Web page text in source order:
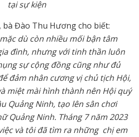
tạisự kiện
bà Đào Thu Hương cho biết:
dù còn nhiều mối bận tâm
đình, nhưng với tinh thần luôn
sự cộng đồng cũng như đủ
đảm nhân cương vị chủ tịch Hội,
miệt mài hình thành nên Hội quý
Quảng Ninh, tạo lên sân chơi
Quảng Ninh. Tháng 7 năm 2023
và tôi đã tìm ra những chị em